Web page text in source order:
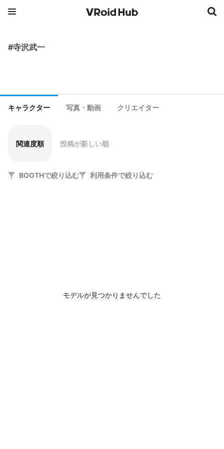
#寺沢武一
キャラクター 写真・動画 クリエイター
関連度順 投稿が新しい順
BOOTHで絞り込む 利用条件で絞り込む
モデルが見つかりませんでした